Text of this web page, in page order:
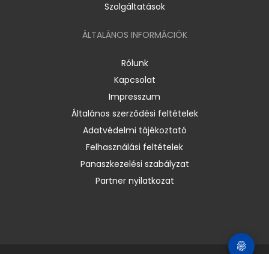
Szolgáltatások
ÁLTALÁNOS INFORMÁCIÓK
Rólunk
Kapcsolat
Impresszum
Általános szerződési feltételek
Adatvédelmi tájékoztató
Felhasználási feltételek
Panaszkezelési szabályzat
Partner nyilatkozat